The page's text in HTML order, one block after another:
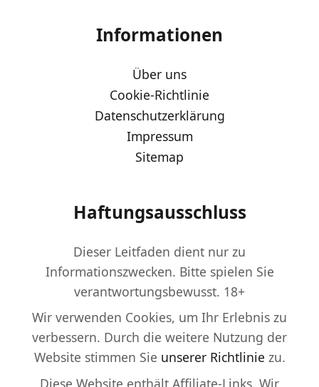
Informationen
Über uns
Cookie-Richtlinie
Datenschutzerklärung
Impressum
Sitemap
Haftungsausschluss
Dieser Leitfaden dient nur zu
Informationszwecken. Bitte spielen Sie
verantwortungsbewusst. 18+
Wir verwenden Cookies, um Ihr Erlebnis zu
verbessern. Durch die weitere Nutzung der
Website stimmen Sie unserer Richtlinie zu.